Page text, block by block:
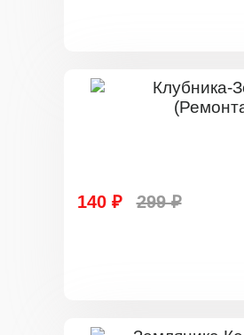
140 ₽ 299 ₽